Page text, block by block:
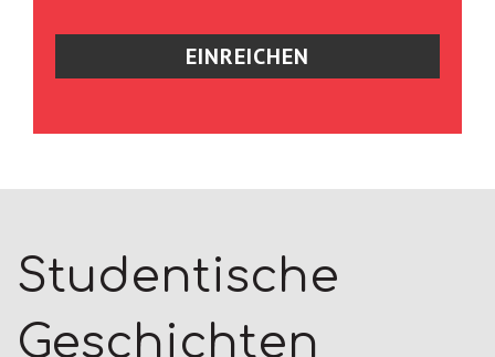
Studentische
Geschichten